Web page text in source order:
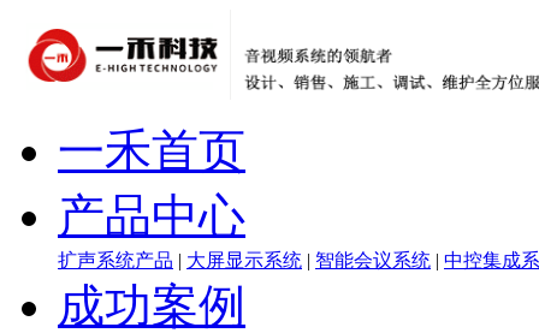
一禾首页
产品中心
扩声系统产品 | 大屏显示系统 | 智能会议系统 | 中控集成
成功案例